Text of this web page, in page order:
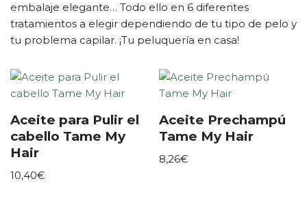
embalaje elegante… Todo ello en 6 diferentes
tratamientos a elegir dependiendo de tu tipo de pelo y
tu problema capilar. ¡Tu peluquería en casa!
Aceite para Pulir el
cabello Tame My
Hair
10,40€
Aceite Prechampú
Tame My Hair
8,26€